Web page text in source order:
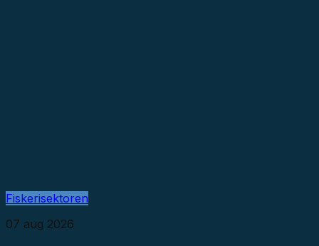
Fiskerisektoren
07 aug 2026